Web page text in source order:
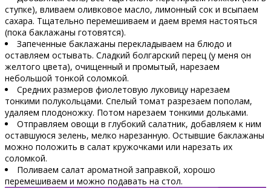
ступке), вливаем оливковое масло, лимонный сок и всыпаем
сахара. Тщательно перемешиваем и даем время настояться
(пока баклажаны готовятся).
Запеченные баклажаны перекладываем на блюдо и
оставляем остывать. Сладкий болгарский перец (у меня он
желтого цвета), очищенный и промытый, нарезаем
небольшой тонкой соломкой.
Средних размеров фиолетовую луковицу нарезаем
тонкими полукольцами. Спелый томат разрезаем пополам,
удаляем плодоножку. Потом нарезаем тонкими дольками.
Отправляем овощи в глубокий салатник, добавляем к ним
оставшуюся зелень, мелко нарезанную. Остывшие баклажаны
можно положить в салат кружочками или нарезать их
соломкой.
Поливаем салат ароматной заправкой, хорошо
перемешиваем и можно подавать на стол.